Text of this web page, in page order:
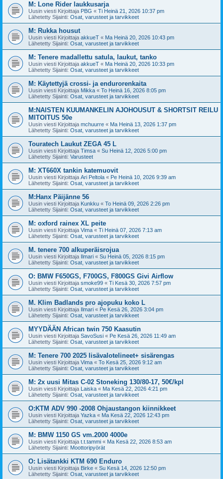
M: Lone Rider laukkusarja
Uusin viesti Kirjoittaja PBG « Ti Heinä 21, 2026 10:37 pm
Lähetetty Sijainti: Osat, varusteet ja tarvikkeet
M: Rukka housut
Uusin viesti Kirjoittaja akkueT « Ma Heinä 20, 2026 10:43 pm
Lähetetty Sijainti: Osat, varusteet ja tarvikkeet
M: Tenere madallettu satula, laukut, tanko
Uusin viesti Kirjoittaja akkueT « Ma Heinä 20, 2026 10:33 pm
Lähetetty Sijainti: Osat, varusteet ja tarvikkeet
M: Käytettyjä crossi- ja endurorenkaita
Uusin viesti Kirjoittaja Mikka « To Heinä 16, 2026 8:05 pm
Lähetetty Sijainti: Osat, varusteet ja tarvikkeet
M:NAISTEN KUUMANKELIN AJOHOUSUT & SHORTSIT REILU
MITOITUS 50e
Uusin viesti Kirjoittaja mchuurre « Ma Heinä 13, 2026 1:37 pm
Lähetetty Sijainti: Osat, varusteet ja tarvikkeet
Touratech Laukut ZEGA 45 L
Uusin viesti Kirjoittaja Timsa « Su Heinä 12, 2026 5:00 pm
Lähetetty Sijainti: Varusteet
M: XT660X tankin katemuovit
Uusin viesti Kirjoittaja Ari Peltola « Pe Heinä 10, 2026 9:39 am
Lähetetty Sijainti: Osat, varusteet ja tarvikkeet
M:Hanx Päijänne 56
Uusin viesti Kirjoittaja Kunkku « To Heinä 09, 2026 2:26 pm
Lähetetty Sijainti: Osat, varusteet ja tarvikkeet
M: oxford rainex XL peite
Uusin viesti Kirjoittaja Vima « Ti Heinä 07, 2026 7:13 am
Lähetetty Sijainti: Osat, varusteet ja tarvikkeet
M. tenere 700 alkuperäisrojua
Uusin viesti Kirjoittaja Ilmari « Su Heinä 05, 2026 8:15 pm
Lähetetty Sijainti: Osat, varusteet ja tarvikkeet
O: BMW F650GS, F700GS, F800GS Givi Airflow
Uusin viesti Kirjoittaja smoke99 « Ti Kesä 30, 2026 7:57 pm
Lähetetty Sijainti: Osat, varusteet ja tarvikkeet
M. Klim Badlands pro ajopuku koko L
Uusin viesti Kirjoittaja Ilmari « Pe Kesä 26, 2026 3:04 pm
Lähetetty Sijainti: Osat, varusteet ja tarvikkeet
MYYDÄÄN African twin 750 Kaasutin
Uusin viesti Kirjoittaja SavoSusi « Pe Kesä 26, 2026 11:49 am
Lähetetty Sijainti: Osat, varusteet ja tarvikkeet
M: Tenere 700 2025 lisävalotelineet+ sisärengas
Uusin viesti Kirjoittaja Vima « To Kesä 25, 2026 9:12 am
Lähetetty Sijainti: Osat, varusteet ja tarvikkeet
M: 2x uusi Mitas C-02 Stoneking 130/80-17, 50€/kpl
Uusin viesti Kirjoittaja Laiska « Ma Kesä 22, 2026 4:21 pm
Lähetetty Sijainti: Osat, varusteet ja tarvikkeet
O:KTM ADV 990 -2008 Ohjaustangon kiinnikkeet
Uusin viesti Kirjoittaja Yazka « Ma Kesä 22, 2026 12:43 pm
Lähetetty Sijainti: Osat, varusteet ja tarvikkeet
M: BMW 1150 GS vm.2000 4000e
Uusin viesti Kirjoittaja t.t.tammi « Ma Kesä 22, 2026 8:53 am
Lähetetty Sijainti: Moottoripyörät
O: Lisätankki KTM 690 Enduro
Uusin viesti Kirjoittaja Birke « Su Kesä 14, 2026 12:50 pm
Lähetetty Sijainti: Osat, varusteet ja tarvikkeet